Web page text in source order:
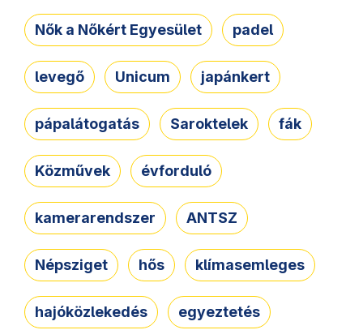
Nők a Nőkért Egyesület padel
levegő Unicum japánkert
pápalátogatás Saroktelek fák
Közművek évforduló
kamerarendszer ANTSZ
Népsziget hős klímasemleges
hajóközlekedés egyeztetés